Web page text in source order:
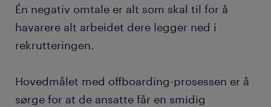
Én negativ omtale er alt som skal til for å
havarere alt arbeidet dere legger ned i
rekrutteringen.
Hovedmålet med offboarding-prosessen er å
sørge for at de ansatte får en smidig